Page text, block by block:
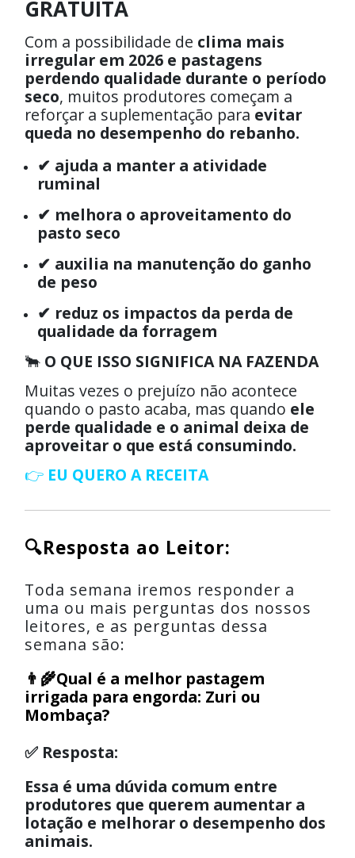
GRATUITA
Com a possibilidade de clima mais
irregular em 2026 e pastagens
perdendo qualidade durante o período
seco, muitos produtores começam a
reforçar a suplementação para evitar
queda no desempenho do rebanho.
✔ ajuda a manter a atividade
ruminal
✔ melhora o aproveitamento do
pasto seco
✔ auxilia na manutenção do ganho
de peso
✔ reduz os impactos da perda de
qualidade da forragem
🐂 O QUE ISSO SIGNIFICA NA FAZENDA
Muitas vezes o prejuízo não acontece
quando o pasto acaba, mas quando ele
perde qualidade e o animal deixa de
aproveitar o que está consumindo.
👉 EU QUERO A RECEITA
🔍Resposta ao Leitor:
Toda semana iremos responder a
uma ou mais perguntas dos nossos
leitores, e as perguntas dessa
semana são:
👨‍🌾Qual é a melhor pastagem
irrigada para engorda: Zuri ou
Mombaça?
✅ Resposta:
Essa é uma dúvida comum entre
produtores que querem aumentar a
lotação e melhorar o desempenho dos
animais.